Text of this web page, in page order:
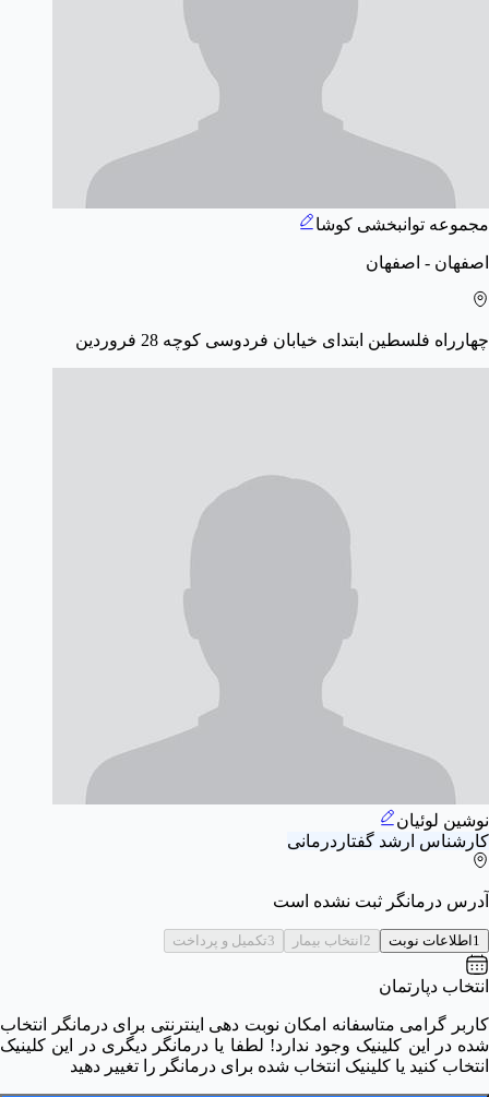
مجموعه توانبخشی کوشا
اصفهان - اصفهان
چهارراه فلسطین ابتدای خیابان فردوسی کوچه 28 فروردین
نوشین لوئیان
کارشناس ارشد گفتاردرمانی
آدرس درمانگر ثبت نشده است
1اطلاعات نوبت 2انتخاب بیمار 3تکمیل و پرداخت
انتخاب دپارتمان
کاربر گرامی متاسفانه امکان نوبت دهی اینترنتی برای درمانگر انتخاب
شده در این کلینیک وجود ندارد! لطفا یا درمانگر دیگری در این کلینیک
انتخاب کنید یا کلینیک انتخاب شده برای درمانگر را تغییر دهید